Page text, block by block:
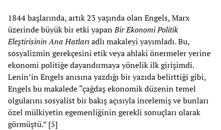
1844 başlarında, artık 23 yaşında olan Engels, Marx
üzerinde büyük bir etki yapanBir Ekonomi Politik
Eleştirisinin Ana Hatlarıadlı makaleyi yayımladı. Bu,
sosyalizmin gerekçesini etik veya ahlaki önermeler yerine
ekonomi politiğe dayandırmaya yönelik ilk girişimdi.
Lenin’in Engels anısına yazdığı bir yazıda belirttiği gibi,
Engels bu makalede “çağdaş ekonomik düzenin temel
olgularını sosyalist bir bakış açısıyla incelemiş ve bunları
özel mülkiyetin egemenliğinin gerekli sonuçları olarak
görmüştü.” [5]